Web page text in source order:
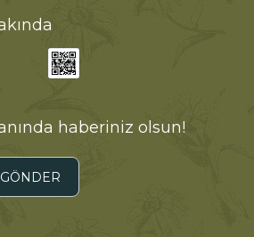
haberiniz olsun!
GÖNDER